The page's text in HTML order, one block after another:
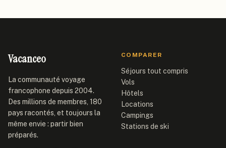
Vacanceo
La communauté voyage
francophone depuis 2004.
Des millions de membres, 180
pays racontés, et toujours la
même envie : partir bien
préparés.
COMPARER
Séjours tout compris
Vols
Hôtels
Locations
Campings
Stations de ski